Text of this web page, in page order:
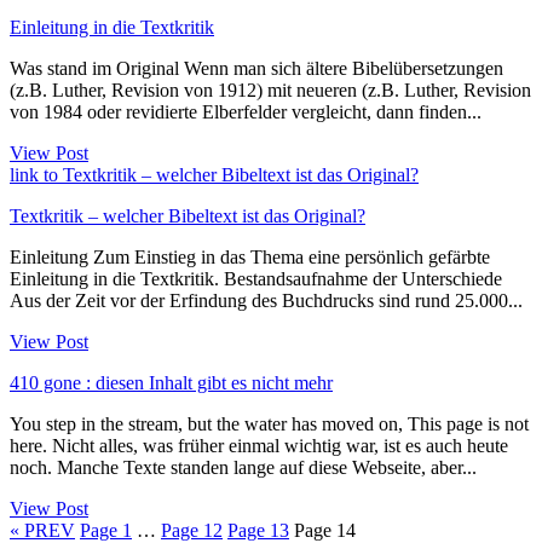
Einleitung in die Textkritik
Was stand im Original Wenn man sich ältere Bibelübersetzungen
(z.B. Luther, Revision von 1912) mit neueren (z.B. Luther, Revision
von 1984 oder revidierte Elberfelder vergleicht, dann finden...
View Post
link to Textkritik – welcher Bibeltext ist das Original?
Textkritik – welcher Bibeltext ist das Original?
Einleitung Zum Einstieg in das Thema eine persönlich gefärbte
Einleitung in die Textkritik. Bestandsaufnahme der Unterschiede
Aus der Zeit vor der Erfindung des Buchdrucks sind rund 25.000...
View Post
410 gone : diesen Inhalt gibt es nicht mehr
You step in the stream, but the water has moved on, This page is not
here. Nicht alles, was früher einmal wichtig war, ist es auch heute
noch. Manche Texte standen lange auf diese Webseite, aber...
View Post
« PREV Page 1 … Page 12 Page 13 Page 14